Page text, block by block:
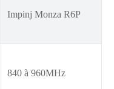
Impinj Monza R6P
840 à 960MHz